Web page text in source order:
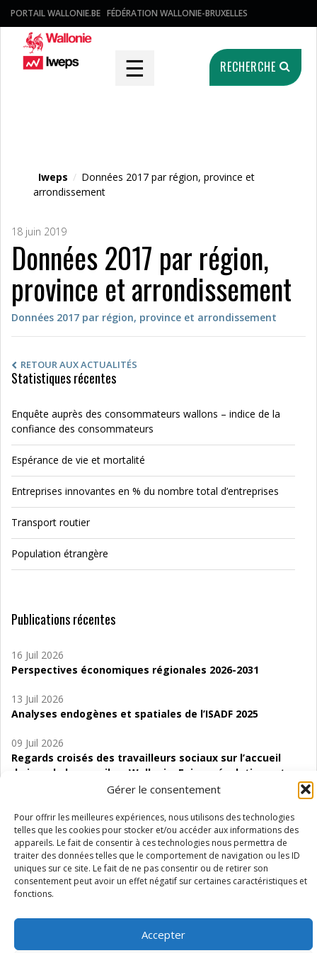
Gérer le consentement
Pour offrir les meilleures expériences, nous utilisons des technologies
telles que les cookies pour stocker et/ou accéder aux informations des
appareils. Le fait de consentir à ces technologies nous permettra de
traiter des données telles que le comportement de navigation ou les ID
uniques sur ce site. Le fait de ne pas consentir ou de retirer son
consentement peut avoir un effet négatif sur certaines caractéristiques et
fonctions.
Accepter
PORTAIL WALLONIE.BE FÉDÉRATION WALLONIE-BRUXELLES
☰ RECHERCHE
Iweps / Données 2017 par région, province et
arrondissement
18 juin 2019
Données 2017 par région,
province et arrondissement
Données 2017 par région, province et arrondissement
RETOUR AUX ACTUALITÉS
Statistiques récentes
Enquête auprès des consommateurs wallons – indice de la
confiance des consommateurs
Espérance de vie et mortalité
Entreprises innovantes en % du nombre total d’entreprises
Transport routier
Population étrangère
Publications récentes
16 Juil 2026
Perspectives économiques régionales 2026-2031
13 Juil 2026
Analyses endogènes et spatiales de l’ISADF 2025
09 Juil 2026
Regards croisés des travailleurs sociaux sur l’accueil
de jour de bas seuil en Wallonie. Enjeux, évolutions et
06 Juil 2026
Étude d’évaluabilité des Structures
d’accompagnement à l’autocréation d’emploi (SAACE)
01 Juil 2026
Pénurie du personnel infirmier :quels indicateurs
Wallonie ?